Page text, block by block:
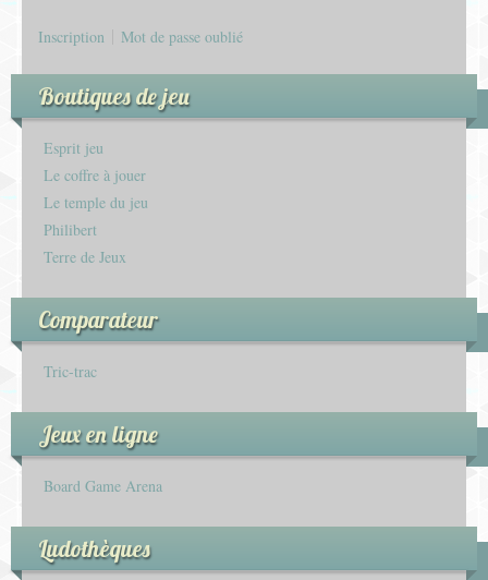
Inscription Mot de passe oublié
Boutiques de jeu
Esprit jeu
Le coffre à jouer
Le temple du jeu
Philibert
Terre de Jeux
Comparateur
Tric-trac
Jeux en ligne
Board Game Arena
Ludothèques